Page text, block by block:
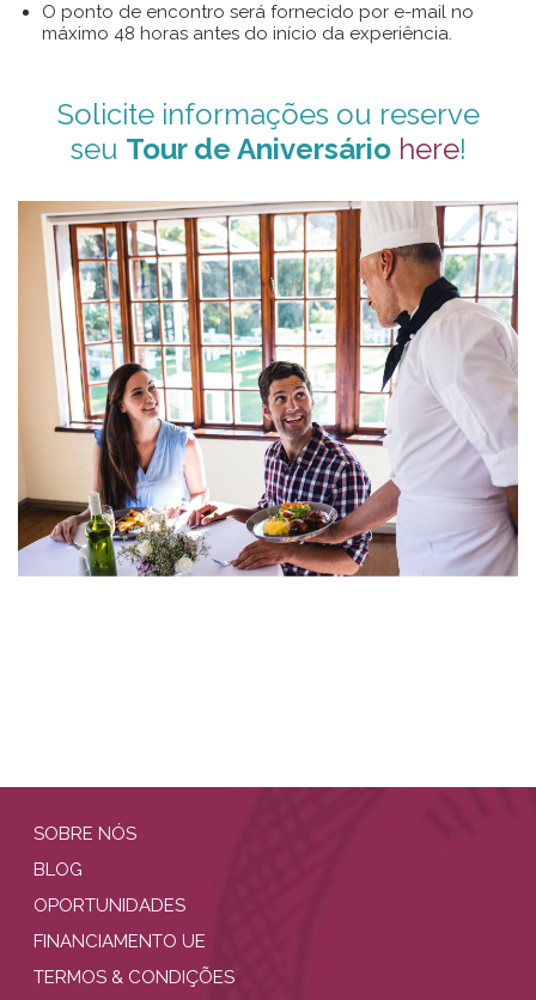
O ponto de encontro será fornecido por e-mail no
máximo 48 horas antes do início da experiência.
Solicite informações ou reserve
seu Tour de Aniversário here!
SOBRE NÓS
BLOG
OPORTUNIDADES
FINANCIAMENTO UE
TERMOS & CONDIÇÕES